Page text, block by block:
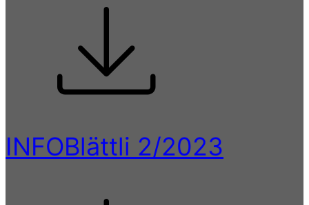
INFOBlättli 2/2023